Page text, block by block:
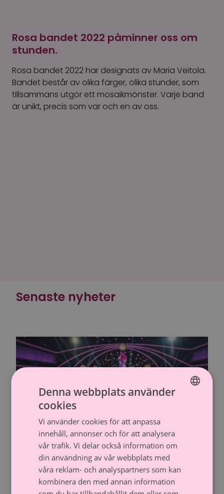
Rosa bandet 2022 påminner oss om
stunden.
Rosa bandet 2022 har designats av Maria Veitola.
Bandet består av olika färger, olika stunder, som
tillsammans utgör ett mosaikmönster. Varje band
är unikt, precis som var och en av oss.
Senaste nyheter
Dansar med stjärnor nådde utmärkt
resultat för Rosa bandet och
cancerforskningen
Denna webbplats använder
cookies
Vi använder cookies för att anpassa
innehåll, annonser och för att analysera
vår trafik. Vi delar också information om
din användning av vår webbplats med
våra reklam- och analyspartners som kan
kombinera den med annan information